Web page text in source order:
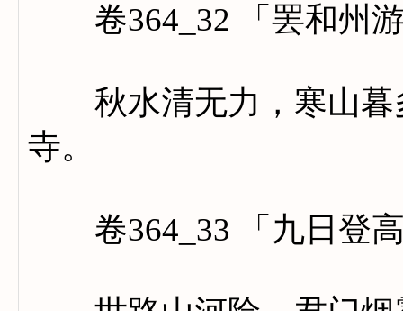
卷364_32 「罢和州游
秋水清无力，寒山暮
寺。
卷364_33 「九日登